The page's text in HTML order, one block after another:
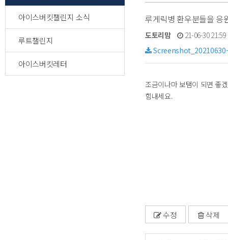
아이스버킷챌린지 소식
루트챌린지
아이스버킷레터
루게릭병 환우분들을 응
도토리맘
21-06-30
조금이나마 보탬이 되면 좋
힘내세요.
수정 삭제